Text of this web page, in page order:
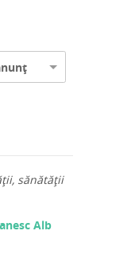
sănătății
Alb